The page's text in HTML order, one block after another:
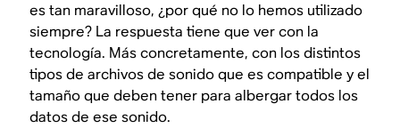
es tan maravilloso, ¿por qué no lo hemos utilizado
siempre? La respuesta tiene que ver con la
tecnología. Más concretamente, con los distintos
tipos de archivos de sonido que es compatible y el
tamaño que deben tener para albergar todos los
datos de ese sonido.